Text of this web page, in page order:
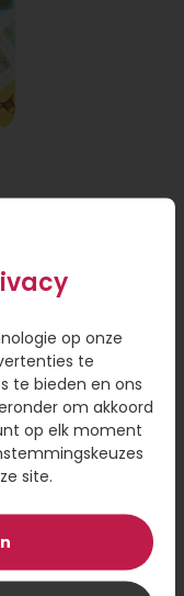
tekst
1,95
op onze
te
te bieden en ons
om akkoord
op elk moment
site.